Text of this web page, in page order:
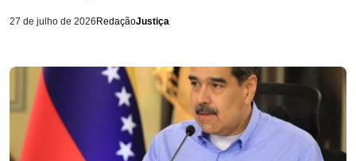
27 de julho de 2026 RedaçãoJustiça